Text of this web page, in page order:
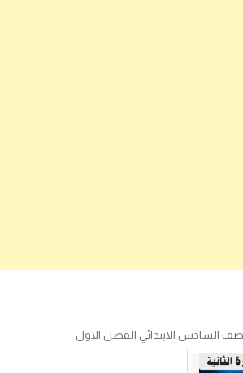
السادس الابتدائي الفصل الاول